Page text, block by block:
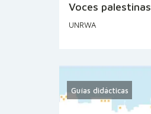
Voces palestinas
UNRWA
Guías didácticas